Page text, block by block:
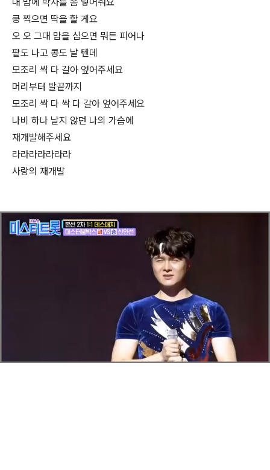
쿵 찍으면 딱을 할 게요
오 오 그대 맘을 심으면 뭐든 피어나
팥도 나고 콩도 날 텐데
모조리 싹 다 갈아 엎어주세요
머리부터 발끝까지
모조리 싹 다 싹 다 갈아 엎어주세요
나비 하나 날지 않던 나의 가슴에
재개발해주세요
라라라라라라라
사랑의 재개발